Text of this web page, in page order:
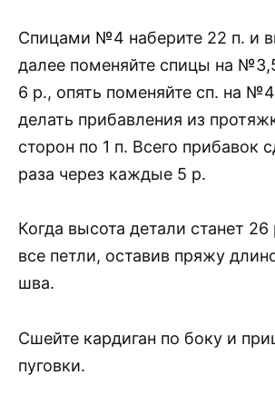
Спицами №4 наберите 22 п. и
далее поменяйте спицы на
6 р., опять поменяйте сп. на
делать прибавления из
сторон по 1 п. Всего прибавок
раза через каждые 5 р.
Когда высота детали станет 26
все петли, оставив пряжу
шва.
Сшейте кардиган по боку и
пуговки.